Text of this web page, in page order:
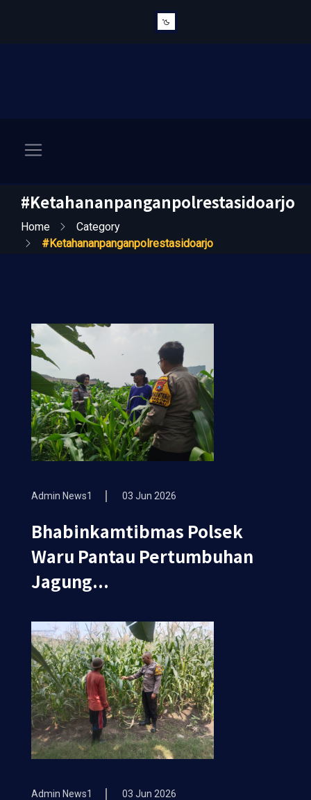
#ketahananpanganpolrestasidoarjo
Home
Category
#ketahananpanganpolrestasidoarjo
Admin News1 03 Jun 2026
Bhabinkamtibmas Polsek
Waru Pantau Pertumbuhan
Jagung...
Admin News1 03 Jun 2026